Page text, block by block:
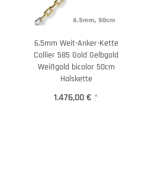
6,5mm Weit-Anker-Kette
Collier 585 Gold Gelbgold
Weißgold bicolor 50cm
Halskette
1.476,00 € *